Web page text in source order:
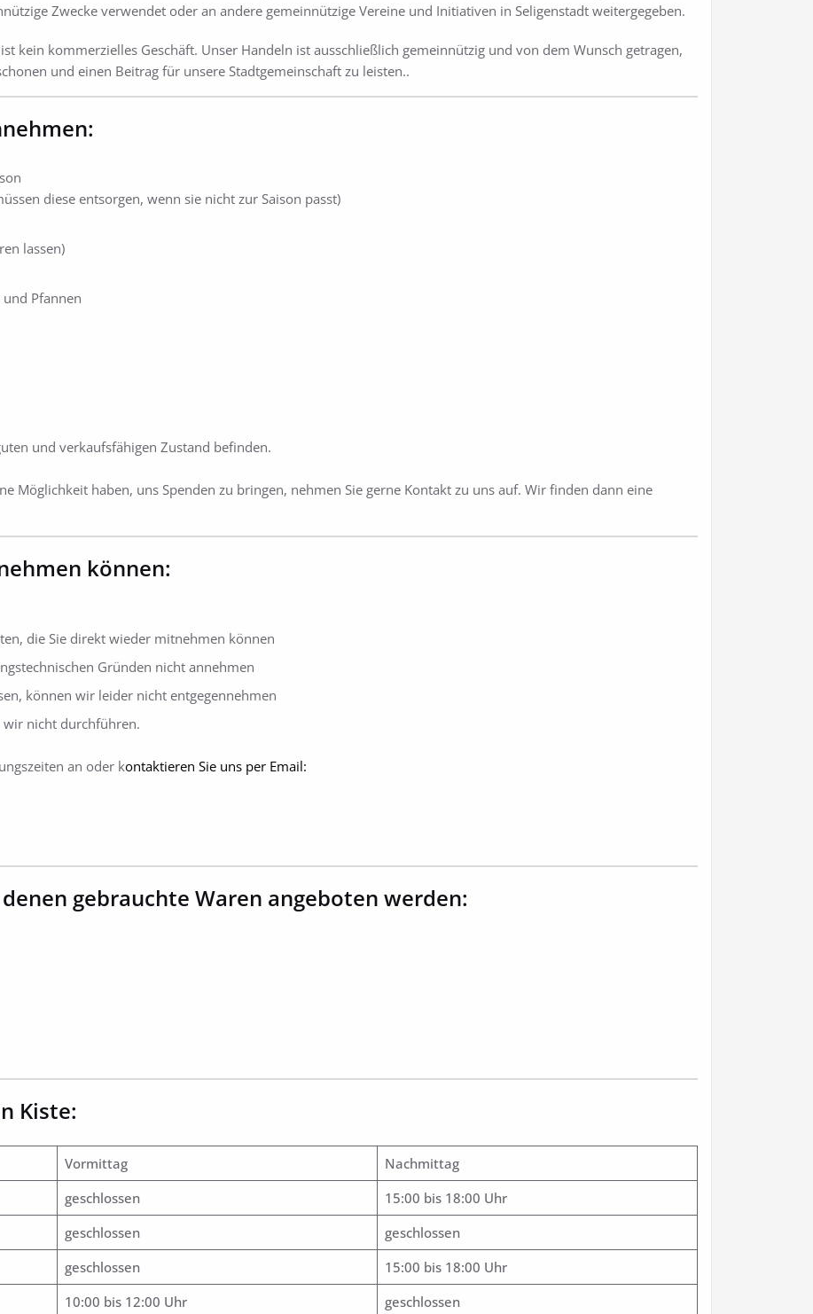
Zwecke verwendet oder an andere gemeinnützige Vereine und Initiativen in Seligenstadt weitergegeben.
kein kommerzielles Geschäft. Unser Handeln ist ausschließlich gemeinnützig und von dem Wunsch getragen,
und einen Beitrag für unsere Stadtgemeinschaft zu leisten..
diese entsorgen, wenn sie nicht zur Saison passt)
lassen)
und Pfannen
und verkaufsfähigen Zustand befinden.
Möglichkeit haben, uns Spenden zu bringen, nehmen Sie gerne Kontakt zu uns auf. Wir finden dann eine
können:
die Sie direkt wieder mitnehmen können
Gründen nicht annehmen
können wir leider nicht entgegennehmen
wir nicht durchführen.
an oder kontaktieren Sie uns per Email:
gebrauchte Waren angeboten werden:
Kiste:
Vormittag
Nachmittag
geschlossen
15:00 bis 18:00 Uhr
geschlossen
geschlossen
geschlossen
15:00 bis 18:00 Uhr
10:00 bis 12:00 Uhr
geschlossen